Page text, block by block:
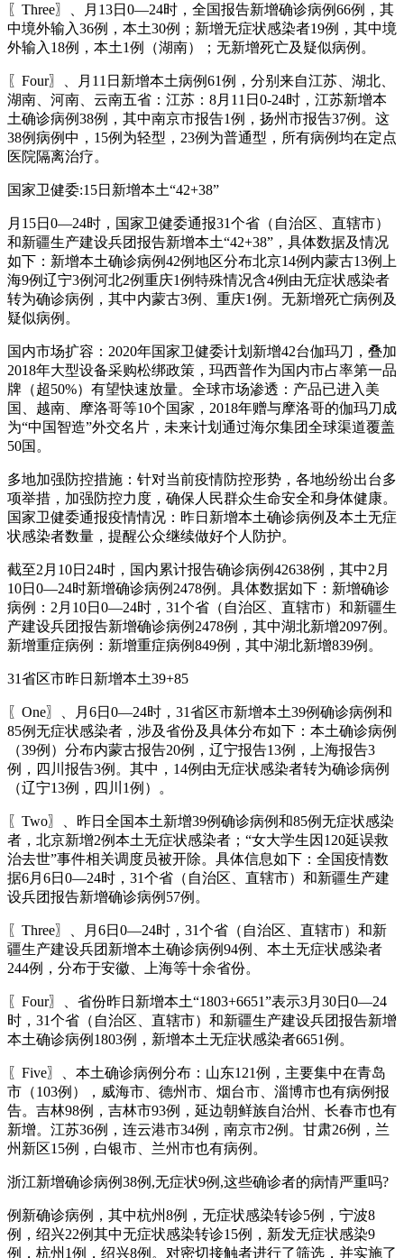
〖Three〗、月13日0—24时，全国报告新增确诊病例66例，其
中境外输入36例，本土30例；新增无症状感染者19例，其中境
外输入18例，本土1例（湖南）；无新增死亡及疑似病例。
〖Four〗、月11日新增本土病例61例，分别来自江苏、湖北、
湖南、河南、云南五省：江苏：8月11日0-24时，江苏新增本
土确诊病例38例，其中南京市报告1例，扬州市报告37例。这
38例病例中，15例为轻型，23例为普通型，所有病例均在定点
医院隔离治疗。
国家卫健委:15日新增本土“42+38”
月15日0—24时，国家卫健委通报31个省（自治区、直辖市）
和新疆生产建设兵团报告新增本土“42+38”，具体数据及情况
如下：新增本土确诊病例42例地区分布北京14例内蒙古13例上
海9例辽宁3例河北2例重庆1例特殊情况含4例由无症状感染者
转为确诊病例，其中内蒙古3例、重庆1例。无新增死亡病例及
疑似病例。
国内市场扩容：2020年国家卫健委计划新增42台伽玛刀，叠加
2018年大型设备采购松绑政策，玛西普作为国内市占率第一品
牌（超50%）有望快速放量。全球市场渗透：产品已进入美
国、越南、摩洛哥等10个国家，2018年赠与摩洛哥的伽玛刀成
为“中国智造”外交名片，未来计划通过海尔集团全球渠道覆盖
50国。
多地加强防控措施：针对当前疫情防控形势，各地纷纷出台多
项举措，加强防控力度，确保人民群众生命安全和身体健康。
国家卫健委通报疫情情况：昨日新增本土确诊病例及本土无症
状感染者数量，提醒公众继续做好个人防护。
截至2月10日24时，国内累计报告确诊病例42638例，其中2月
10日0—24时新增确诊病例2478例。具体数据如下：新增确诊
病例：2月10日0—24时，31个省（自治区、直辖市）和新疆生
产建设兵团报告新增确诊病例2478例，其中湖北新增2097例。
新增重症病例：新增重症病例849例，其中湖北新增839例。
31省区市昨日新增本土39+85
〖One〗、月6日0—24时，31省区市新增本土39例确诊病例和
85例无症状感染者，涉及省份及具体分布如下：本土确诊病例
（39例）分布内蒙古报告20例，辽宁报告13例，上海报告3
例，四川报告3例。其中，14例由无症状感染者转为确诊病例
（辽宁13例，四川1例）。
〖Two〗、昨日全国本土新增39例确诊病例和85例无症状感染
者，北京新增2例本土无症状感染者；“女大学生因120延误救
治去世”事件相关调度员被开除。具体信息如下：全国疫情数
据6月6日0—24时，31个省（自治区、直辖市）和新疆生产建
设兵团报告新增确诊病例57例。
〖Three〗、月6日0—24时，31个省（自治区、直辖市）和新
疆生产建设兵团新增本土确诊病例94例、本土无症状感染者
244例，分布于安徽、上海等十余省份。
〖Four〗、省份昨日新增本土“1803+6651”表示3月30日0—24
时，31个省（自治区、直辖市）和新疆生产建设兵团报告新增
本土确诊病例1803例，新增本土无症状感染者6651例。
〖Five〗、本土确诊病例分布：山东121例，主要集中在青岛
市（103例），威海市、德州市、烟台市、淄博市也有病例报
告。吉林98例，吉林市93例，延边朝鲜族自治州、长春市也有
新增。江苏36例，连云港市34例，南京市2例。甘肃26例，兰
州新区15例，白银市、兰州市也有病例。
浙江新增确诊病例38例,无症状9例,这些确诊者的病情严重吗?
例新确诊病例，其中杭州8例，无症状感染转诊5例，宁波8
例，绍兴22例其中无症状感染转诊15例，新发无症状感染9
例，杭州1例，绍兴8例。对密切接触者进行了筛选，并实施了